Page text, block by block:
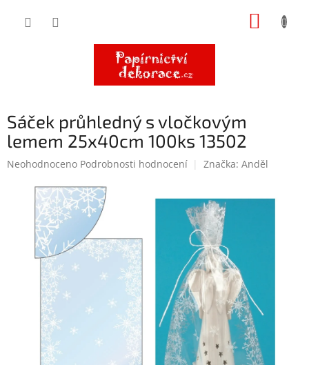
Sáček průhledný s vločkovým
lemem 25x40cm 100ks 13502
Průměrné
produktu
hvězdiček.
Neohodnoceno Podrobnosti hodnocení Značka: Anděl